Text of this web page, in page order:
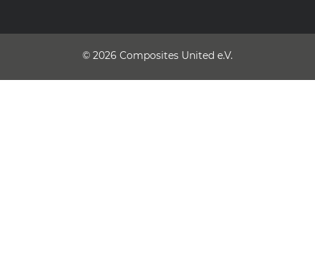
© 2026 Composites United e.V.